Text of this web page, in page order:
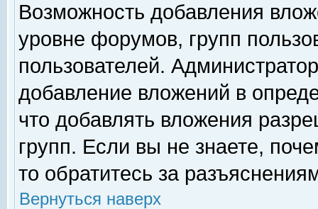
Возможность добавления
уровне форумов, групп
пользователей.
добавление вложений в
что добавлять вложения
групп. Если вы не знаете,
то обратитесь за
Вернуться наверх